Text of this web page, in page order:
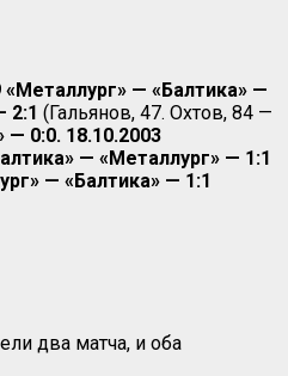
«Металлург» — «Балтика» —
2:1 (Гальянов, 47. Охтов, 84 —
— 0:0. 18.10.2003
— «Металлург» — 1:1
— «Балтика» — 1:1
два матча, и оба